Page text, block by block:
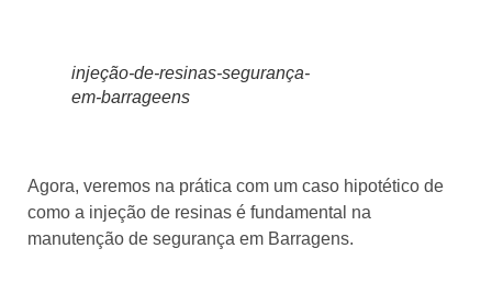
injeção-de-resinas-segurança-
em-barrageens
Agora, veremos na prática com um caso hipotético de
como a injeção de resinas é fundamental na
manutenção de segurança em Barragens.